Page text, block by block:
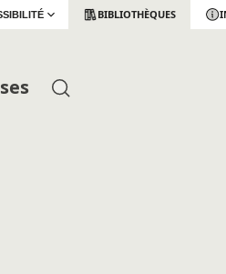
BIBLIOTHÈQUES